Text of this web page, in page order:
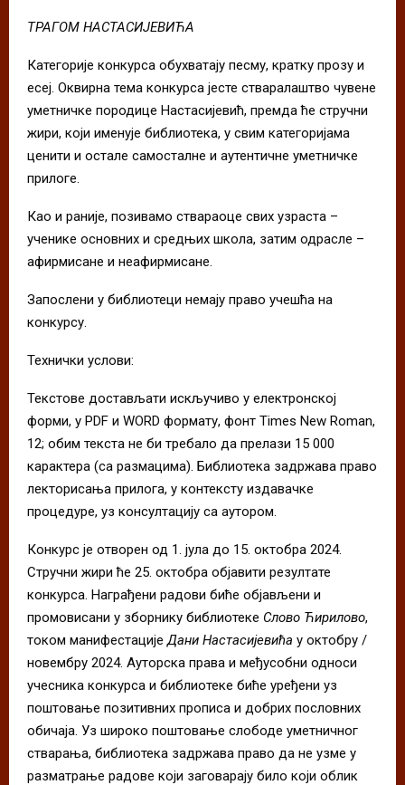
ТРАГОМ НАСТАСИЈЕВИЋА
Категорије конкурса обухватају песму, кратку прозу и
есеј. Оквирна тема конкурса јесте стваралаштво чувене
уметничке породице Настасијевић, премда ће стручни
жири, који именује библиотека, у свим категоријама
ценити и остале самосталне и аутентичне уметничке
прилоге.
Као и раније, позивамо ствараоце свих узраста –
ученике основних и средњих школа, затим одрасле –
афирмисане и неафирмисане.
Запослени у библиотеци немају право учешћа на
конкурсу.
Технички услови:
Текстове достављати искључиво у електронској
форми, у PDF и WORD формату, фонт Times New Roman,
12; обим текста не би требало да прелази 15 000
карактера (са размацима). Библиотека задржава право
лекторисања прилога, у контексту издавачке
процедуре, уз консултацију са аутором.
Конкурс је отворен од 1. јула до 15. октобра 2024.
Стручни жири ће 25. октобра објавити резултате
конкурса. Награђени радови биће објављени и
промовисани у зборнику библиотеке Слово Ћирилово,
током манифестације Дани Настасијевића у октобру /
новембру 2024. Ауторска права и међусобни односи
учесника конкурса и библиотеке биће уређени уз
поштовање позитивних прописа и добрих пословних
обичаја. Уз широко поштовање слободе уметничног
стварања, библиотека задржава право да не узме у
разматрање радове који заговарају било који облик